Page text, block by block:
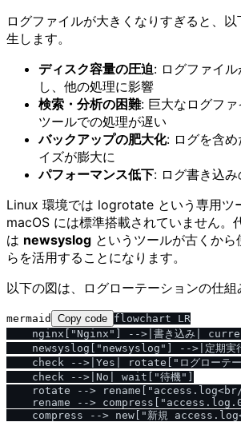
ログファイルが大きくなりすぎると、
生します。
ディスク容量の圧迫: ログファイ
し、他の処理に影響
検索・分析の困難: 巨大なログフ
ツールでの処理が遅い
バックアップの肥大化: ログを含
イズが膨大に
パフォーマンス低下: ログ書き込
Linux 環境では logrotate という専用ツ
macOS には標準搭載されていません。
は newsyslog というツールが古くか
らを活用することになります。
以下の図は、ログローテーションの仕組
mermaid Copy code flowchart LR
nginx["Nginx"] -->|書き込み|
newsyslog["newsyslog"] -->|定期実
check -->|Yes| rotate["ログローテー
    check -->|No| wait["待機"]
rotate -->
rename -->
compress --> new["新規